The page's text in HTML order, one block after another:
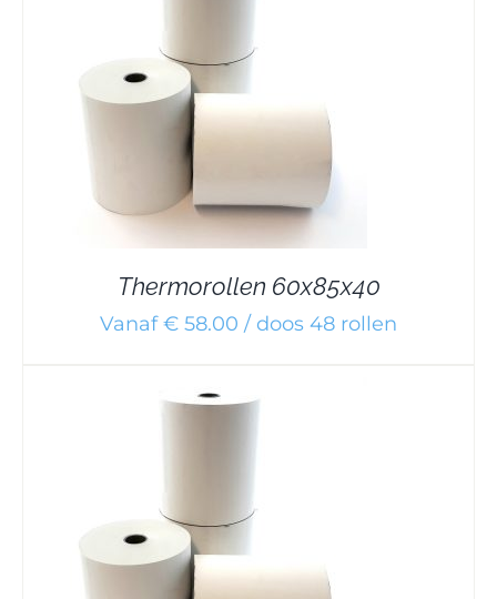
Thermorollen 60x85x40
Vanaf € 58.00 / doos 48 rollen